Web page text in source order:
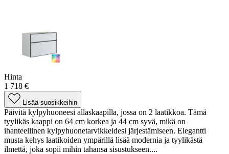
Hinta
1 718 €
Lisää suosikkeihin
Päivitä kylpyhuoneesi allaskaapilla, jossa on 2 laatikkoa. Tämä
tyylikäs kaappi on 64 cm korkea ja 44 cm syvä, mikä on
ihanteellinen kylpyhuonetarvikkeidesi järjestämiseen. Elegantti
musta kehys laatikoiden ympärillä lisää modernia ja tyylikästä
ilmettä, joka sopii mihin tahansa sisustukseen....